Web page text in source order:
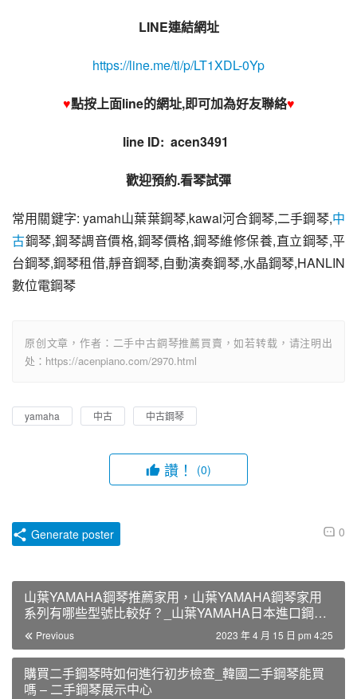
LINE連結網址
https://line.me/ti/p/LT1XDL-0Yp
♥點按上面line的網址,即可加為好友聯絡♥
line ID:  acen3491
歡迎預約.看琴試彈
常用關鍵字: yamah山葉葉鋼琴,kawai河合鋼琴,二手鋼琴,中
古鋼琴,鋼琴調音價格,鋼琴價格,鋼琴維修保養,直立鋼琴,平
台鋼琴,鋼琴租借,靜音鋼琴,自動演奏鋼琴,水晶鋼琴,HANLIN
數位電鋼琴
原创文章，作者：二手中古鋼琴推薦買賣，如若转载，请注明出
处：https://acenpiano.com/2970.html
yamaha 中古 中古鋼琴
讚！ (0)
0
Generate poster
山葉YAMAHA鋼琴推薦家用，山葉YAMAHA鋼琴家用
系列有哪些型號比較好？_山葉YAMAHA日本進口鋼琴
型號 – 二手鋼琴展示中心
Previous 2023 年 4 月 15 日 pm 4:25
購買二手鋼琴時如何進行初步檢查_韓國二手鋼琴能買
嗎 – 二手鋼琴展示中心